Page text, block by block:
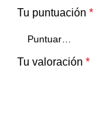
Tu puntuación *
Tu valoración *